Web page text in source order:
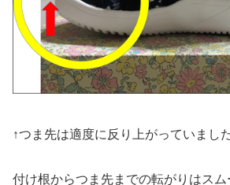
↑つま先は適度に反り上がっていまし
付け根からつま先までの転がりはスム